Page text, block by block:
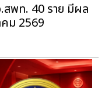
พท. 40 ราย มีผล
ม 2569